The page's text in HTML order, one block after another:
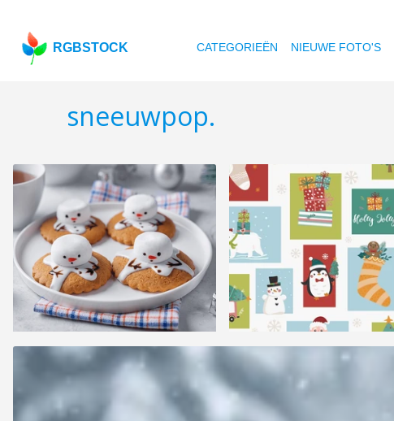
RGBSTOCK CATEGORIEËN NIEUWE FOTO'S
sneeuwpop.